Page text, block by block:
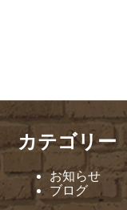
カテゴリー
お知らせ
ブログ